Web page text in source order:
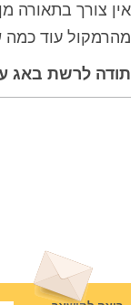
אין צורך בתאורה
מהרמקול עוד כמה
תודה לרשת באג